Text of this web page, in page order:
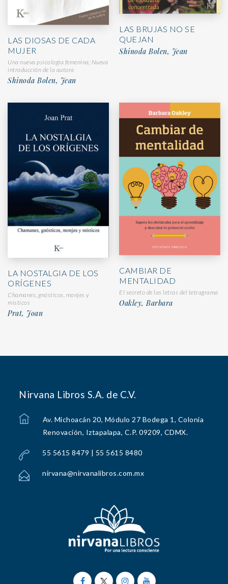
LAS DIOSAS DE CADA
MUJER
Una nueva psicología femenina; Nueva
introducción de la autora
Shinoda Bolen, Jean
LAS BRUJAS NO SE
QUEJAN
Shinoda Bolen, Jean
LA NOSTALGIA DE LOS
ORÍGENES
Chamanes, gnósticos, monjes y
místicos
Prat, Joan
CAMBIAR DE
MENTALIDAD
El secreto de las letras del tetragrama
Oakley, Barbara
Nirvana Libros S.A. de C.V.
Av. Michoacán 20, Módulo 27 Bodega 1, Colonia
Renovación, Iztapalapa, C.P. 09209, CDMX.
55 5615 8479 | 55 5615 8480
nirvana@nirvanalibros.com.mx